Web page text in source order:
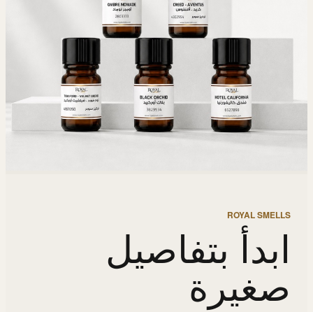
ROYAL SMELLS
ابدأ بتفاصيل
صغيرة